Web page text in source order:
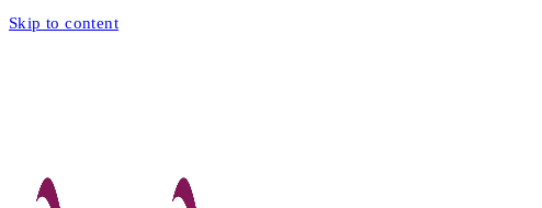
Skip to content